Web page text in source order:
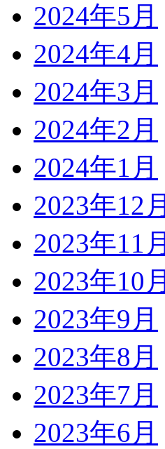
2024年5月
2024年4月
2024年3月
2024年2月
2024年1月
2023年12月
2023年11月
2023年10月
2023年9月
2023年8月
2023年7月
2023年6月